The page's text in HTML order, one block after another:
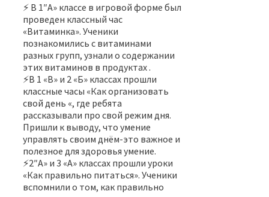
⚡️ В 1″А» классе в игровой форме был
проведен классный час
«Витаминка». Ученики
познакомились с витаминами
разных групп, узнали о содержании
этих витаминов в продуктах .
⚡️В 1 «В» и 2 «Б» классах прошли
классные часы «Как организовать
свой день «, где ребята
рассказывали про свой режим дня.
Пришли к выводу, что умение
управлять своим днём-это важное и
полезное для здоровья умение.
⚡️2″А» и 3 «А» классах прошли уроки
«Как правильно питаться». Ученики
вспомнили о том, как правильно